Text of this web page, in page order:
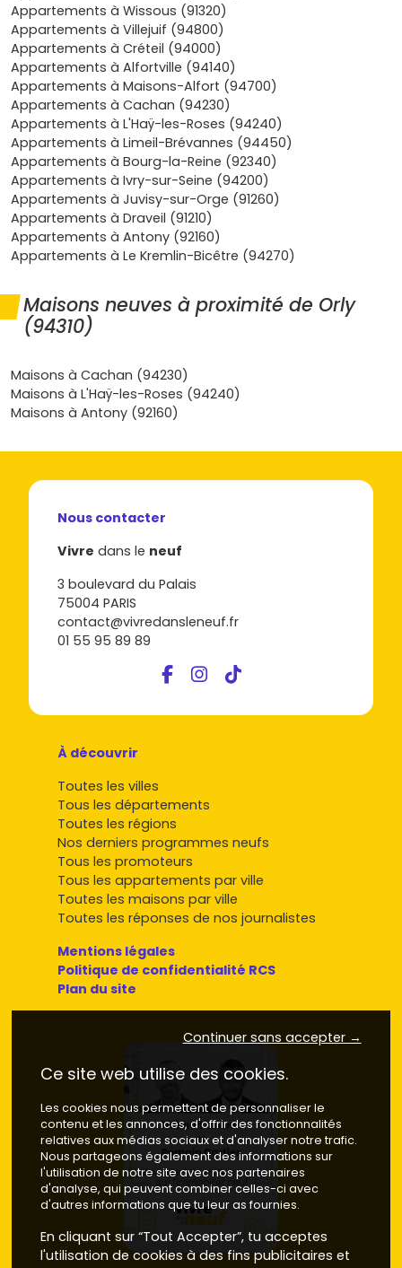
Prix encore accessibles: à surface égale, Orly reste
plus abordable que Paris et plusieurs communes de
l'ouest parisien, tout en bénéficiant de la même
connectivité.
Cadre de vie en évolution: requalification de la
nouveaux écoquartiers et résidences avec espaces
verts, commerces du quotidien, grands centres
commeBelle Épineet Thiais Village à proximité, et
les bords de Seine tout près pour s'évader.
Dispositifs d'aide: éligibilité possible au
l'achat de ta résidence principale et à des dispositifs
d' investissement Pinel(selon la zone et la nature du
programme), pour optimiser ton financement et ta
fiscalité.
En bref, unappartement neuf à Orly, c'est le combo
connectivité + prix raisonnables + potentiel locatif. Si tu
veux visualiser ce que ça donne par secteur, jette un œil
prestations (balcon, parking, performance énergétique,
etc.).
Les formats d'appartements neufs que
tu trouveras à Orly
Studios et T2: parfaits pour un premier achat ou un
sont les typologies les plus recherchées par les salariés
surfaces optimisées, charges maîtrisées et une forte
liquidité à la revente, tu vises un
intéressant.
T3 et T4: idéaux pour vivre sur place, ces logements
neufs offrent desplans contemporains
(balcon, terrasse ou jardin) et un bon niveau
(ascenseur, local vélo, stationnement).
Les familles apprécient la proximité des écoles, des
Appartements avec prestations supérieures
certains secteurs (proximité
requalifiée), tu peux trouver des résidences avec
finitions soignées, toitures-terrasses, vues dégagées, ou
services partagés (coworking, conciergerie). Le tout
conforme aux normesRE 2020pour une
énergétiqueau top et des charges réduites.
Où chercher un appartement neuf à
Orly : quartiers et secteurs à suivre
Orly-Ville (RER C)– Cœur de ville pratique pour vivre au
quotidien, avec commerces et services. Accès direct à
Paris par la ligne C, bus vers Thiais et Rungis.
renouvellement urbain, proche des voies douces et des
équipements publics.
Prix moyen neuf:4 700 à 5 900 €/m².
Atouts: rapport surface/prix intéressant, potentiel
d'évolution avec les projets de quartier.
– Le long du tram, du nord d'Orly vers
Thiais, nombreusesrésidences neuvesavec commerces
en pied d'immeuble.
Appartements à Wissous (91320)
Appartements à Villejuif (94800)
Appartements à Créteil (94000)
Appartements à Alfortville (94140)
Appartements à Maisons-Alfort (94700)
Appartements à Cachan (94230)
Appartements à L'Haÿ-les-Roses (94240)
Appartements à Limeil-Brévannes (94450)
Appartements à Bourg-la-Reine (92340)
Appartements à Ivry-sur-Seine (94200)
Appartements à Juvisy-sur-Orge (91260)
Appartements à Draveil (91210)
Appartements à Antony (92160)
Appartements à Le Kremlin-Bicêtre (94270)
Maisons neuves à proximité de Orly
(94310)
Maisons à Cachan (94230)
Maisons à L'Haÿ-les-Roses (94240)
Maisons à Antony (92160)
Nous contacter
Vivre dans le neuf
3 boulevard du Palais
75004 PARIS
contact@vivredansleneuf.fr
01 55 95 89 89
À découvrir
Toutes les villes
Tous les départements
Toutes les régions
Nos derniers programmes neufs
Tous les promoteurs
Tous les appartements par ville
Toutes les maisons par ville
Toutes les réponses de nos journalistes
Mentions légales
Politique de confidentialité RCS
Plan du site
Continuer sans accepter →
Ce site web utilise des cookies.
Les cookies nous permettent de personnaliser le
contenu et les annonces, d'offrir des fonctionnalités
relatives aux médias sociaux et d'analyser notre trafic.
Nous partageons également des informations sur
l'utilisation de notre site avec nos partenaires
d'analyse, qui peuvent combiner celles-ci avec
d'autres informations que tu leur as fournies.
En cliquant sur “Tout Accepter”, tu acceptes
l'utilisation de cookies à des fins publicitaires et